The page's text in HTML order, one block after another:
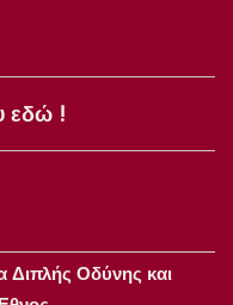
εδώ !
Διπλής Οδύνης και